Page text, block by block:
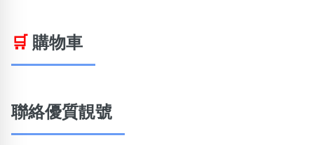
🛒 購物車
聯絡優質靚號